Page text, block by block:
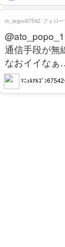
通信手段が無
なおイイな
ﾏﾆｭﾙｱﾙｺﾞﾝ
m_argon67542 フォロ